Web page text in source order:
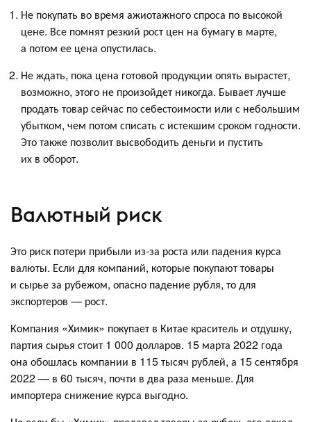
Не покупать во время ажиотажного спроса по высокой
цене. Все помнят резкий рост цен на бумагу в марте,
а потом ее цена опустилась.
Не ждать, пока цена готовой продукции опять вырастет,
возможно, этого не произойдет никогда. Бывает лучше
продать товар сейчас по себестоимости или с небольшим
убытком, чем потом списать с истекшим сроком годности.
Это также позволит высвободить деньги и пустить
их в оборот.
Валютный риск
Это риск потери прибыли из-за роста или падения курса
валюты. Если для компаний, которые покупают товары
и сырье за рубежом, опасно падение рубля, то для
экспортеров — рост.
Компания «Химик» покупает в Китае краситель и отдушку,
партия сырья стоит 1 000 долларов. 15 марта 2022 года
она обошлась компании в 115 тысяч рублей, а 15 сентября
2022 — в 60 тысяч, почти в два раза меньше. Для
импортера снижение курса выгодно.